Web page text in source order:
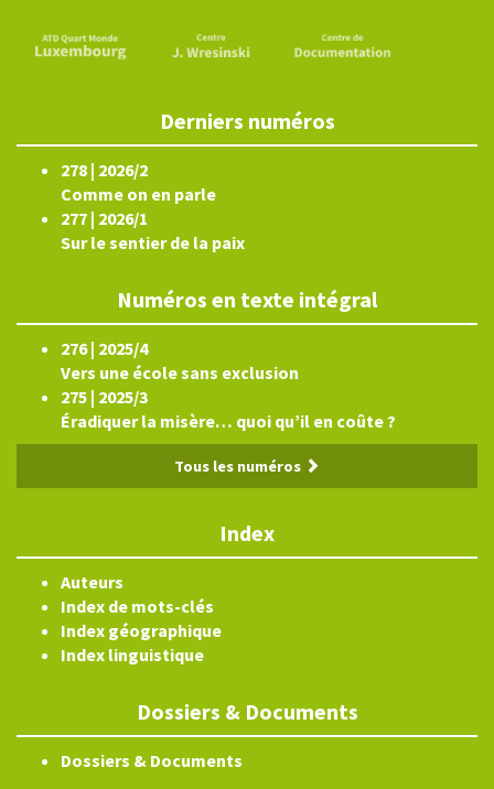
Derniers numéros
278 | 2026/2
Comme on en parle
277 | 2026/1
Sur le sentier de la paix
Numéros en texte intégral
276 | 2025/4
Vers une école sans exclusion
275 | 2025/3
Éradiquer la misère… quoi qu’il en coûte ?
Tous les numéros
Index
Auteurs
Index de mots-clés
Index géographique
Index linguistique
Dossiers & Documents
Dossiers & Documents